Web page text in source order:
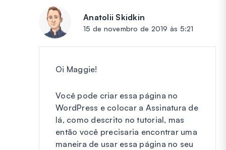
Anatolii Skidkin
15 de novembro de 2019 às 5:21
Oi Maggie!
Você pode criar essa página no
WordPress e colocar a Assinatura de
lá, como descrito no tutorial, mas
então você precisaria encontrar uma
maneira de usar essa página no seu